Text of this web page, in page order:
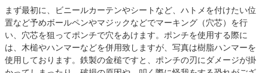
まず最初に、ビニールカーテンやシートなど、ハトメを付けたい位
置など予めボールペンやマジックなどでマーキング（穴芯）を行
い、穴芯を狙ってポンチで穴をあけます。ポンチを使用する際に
は、木槌やハンマーなどを併用致しますが、写真は樹脂ハンマーを
使用しております。鉄製の金槌ですと、ポンチの刃にダメージが掛